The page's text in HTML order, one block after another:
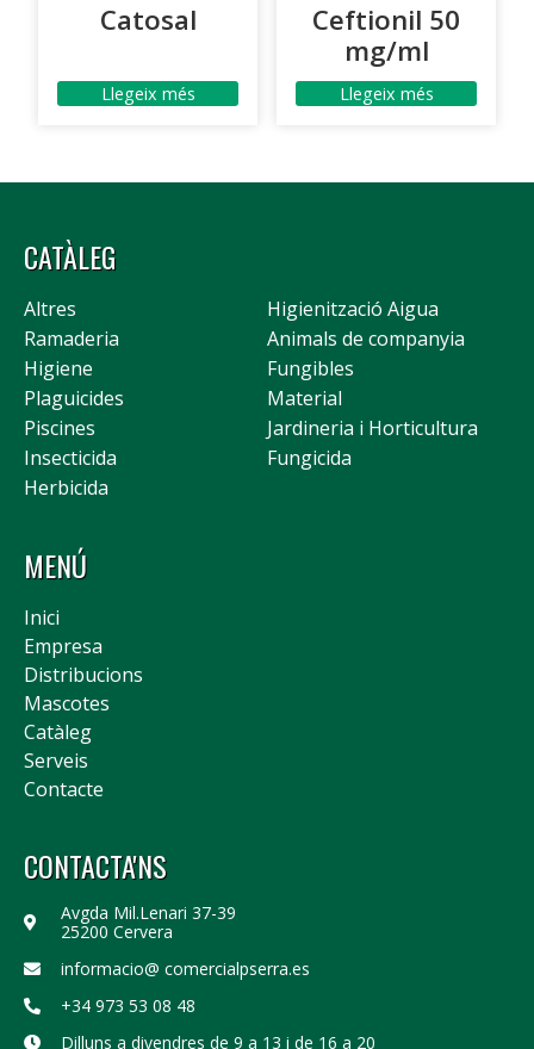
Catosal
Llegeix més
Ceftionil 50
mg/ml
Llegeix més
CATÀLEG
Altres
Higienització Aigua
Ramaderia
Animals de companyia
Higiene
Fungibles
Plaguicides
Material
Piscines
Jardineria i Horticultura
Insecticida
Fungicida
Herbicida
MENÚ
Inici
Empresa
Distribucions
Mascotes
Catàleg
Serveis
Contacte
CONTACTA'NS
Avgda Mil.Lenari 37-39
25200 Cervera
informacio@ comercialpserra.es
+34 973 53 08 48
Dilluns a divendres de 9 a 13 i de 16 a 20